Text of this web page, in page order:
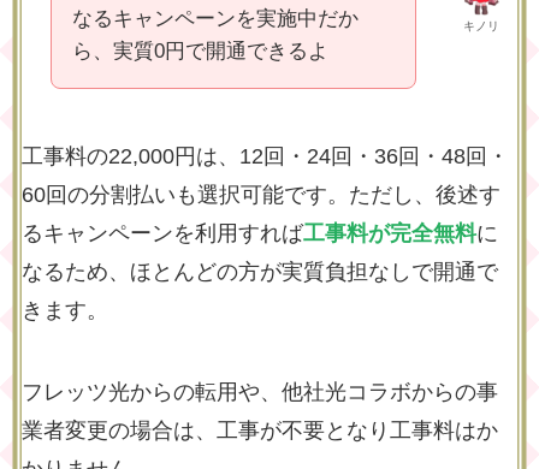
キノリ
なるキャンペーンを実施中だか
ら、実質0円で開通できるよ
工事料の22,000円は、12回・24回・36回・48回・
60回の分割払いも選択可能です。ただし、後述す
るキャンペーンを利用すれば工事料が完全無料に
なるため、ほとんどの方が実質負担なしで開通で
きます。
フレッツ光からの転用や、他社光コラボからの事
業者変更の場合は、工事が不要となり工事料はか